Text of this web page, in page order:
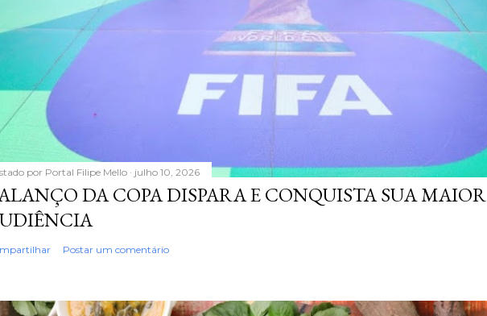
por Portal Filipe Mello julho 10, 2026
DA COPA DISPARA E CONQUISTA SUA MAIOR
Postar um comentário